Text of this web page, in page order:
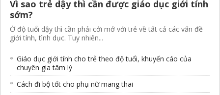
Vì sao trẻ dậy thì cần được giáo dục giới tính
sớm?
Ở độ tuổi dậy thì cần phải cởi mở với trẻ về tất cả các vấn đề
giới tính, tình dục. Tuy nhiên...
Giáo dục giới tính cho trẻ theo độ tuổi, khuyến cáo của
chuyên gia tâm lý
Cách đi bộ tốt cho phụ nữ mang thai